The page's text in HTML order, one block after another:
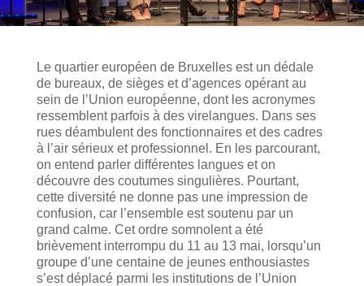
Le quartier européen de Bruxelles est un dédale
de bureaux, de sièges et d’agences opérant au
sein de l’Union européenne, dont les acronymes
ressemblent parfois à des virelangues. Dans ses
rues déambulent des fonctionnaires et des cadres
à l’air sérieux et professionnel. En les parcourant,
on entend parler différentes langues et on
découvre des coutumes singulières. Pourtant,
cette diversité ne donne pas une impression de
confusion, car l’ensemble est soutenu par un
grand calme. Cet ordre somnolent a été
brièvement interrompu du 11 au 13 mai, lorsqu’un
groupe d’une centaine de jeunes enthousiastes
s’est déplacé parmi les institutions de l’Union